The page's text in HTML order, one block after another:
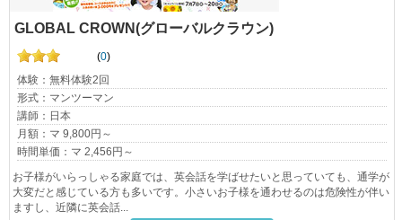
GLOBAL CROWN(グローバルクラウン)
(0)
体験：無料体験2回
形式：マンツーマン
講師：日本
月額：マ 9,800円～
時間単価：マ 2,456円～
お子様がいらっしゃる家庭では、英会話を学ばせたいと思っていても、通学が
大変だと感じている方も多いです。小さいお子様を通わせるのは危険性が伴い
ますし、近隣に英会話...